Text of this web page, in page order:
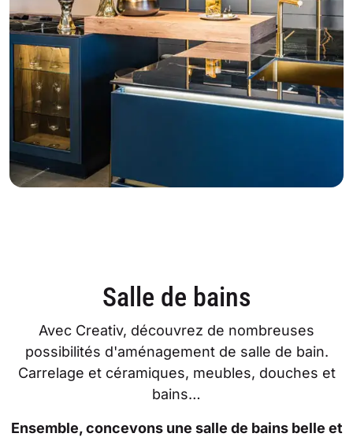
Salle de bains
Avec Creativ, découvrez de nombreuses
possibilités d'aménagement de salle de bain.
Carrelage et céramiques, meubles, douches et
bains…
Ensemble, concevons une salle de bains belle et